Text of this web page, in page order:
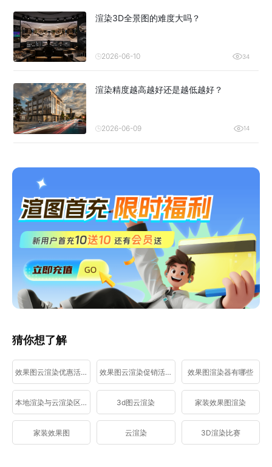
渲染3D全景图的难度大吗？
2026-06-10 34
渲染精度越高越好还是越低越好？
2026-06-09 14
猜你想了解
效果图云渲染优惠活动 效果图云渲染促销活动 效果图渲染器有哪些
本地渲染与云渲染区别 3d图云渲染 家装效果图渲染
家装效果图 云渲染 3D渲染比赛